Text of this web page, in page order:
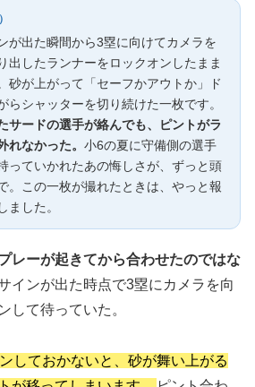
が出た瞬間から3塁に向けてカメラを
出したランナーをロックオンしたまま
砂が上がって「セーフかアウトか」ド
らシャッターを切り続けた一枚です。
サードの選手が絡んでも、ピントがラ
れなかった。 小6の夏に守備側の選手
っていかれたあの悔しさが、ずっと頭
。この一枚が撮れたときは、やっと報
ました。
レーが起きてから合わせたのではな
インが出た時点で3塁にカメラを向
して待っていた。
しておかないと、砂が舞い上がる